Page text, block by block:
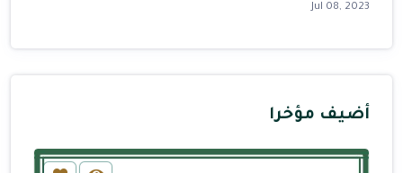
Jul 08, 2023
أضيف مؤخرا